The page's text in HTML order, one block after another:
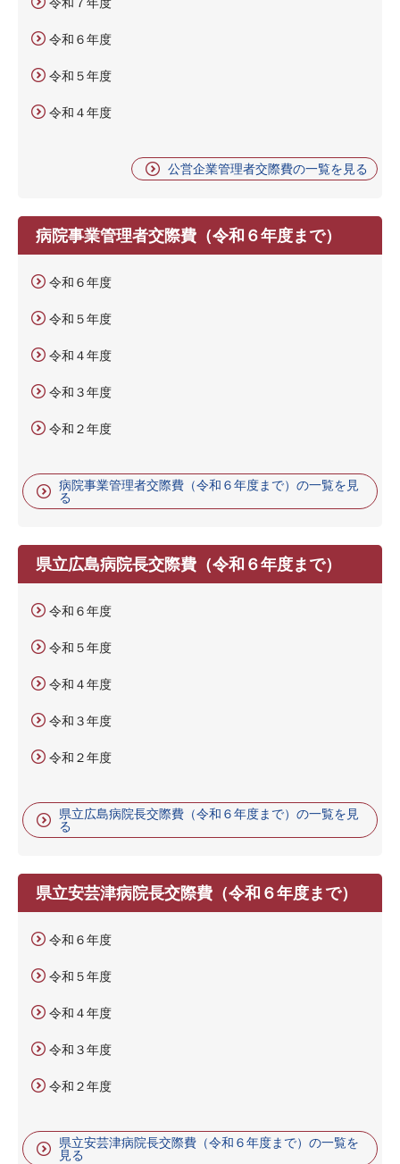
令和６年度
令和５年度
令和４年度
公営企業管理者交際費の一覧を見る
病院事業管理者交際費（令和６年度まで）
令和６年度
令和５年度
令和４年度
令和３年度
令和２年度
病院事業管理者交際費（令和６年度まで）の一覧を見
る
県立広島病院長交際費（令和６年度まで）
令和６年度
令和５年度
令和４年度
令和３年度
令和２年度
県立広島病院長交際費（令和６年度まで）の一覧を見
る
県立安芸津病院長交際費（令和６年度まで）
令和６年度
令和５年度
令和４年度
令和３年度
令和２年度
県立安芸津病院長交際費（令和６年度まで）の一覧を
見る